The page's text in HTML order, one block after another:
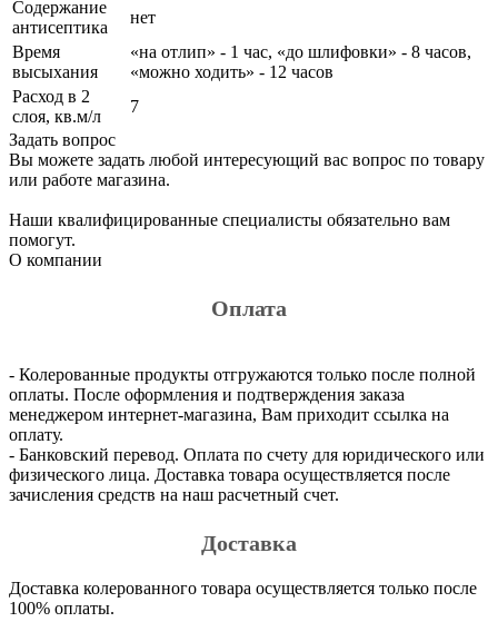
Содержание
антисептика
нет
Время
высыхания
«на отлип» - 1 час, «до шлифовки» - 8 часов,
«можно ходить» - 12 часов
Расход в 2
слоя, кв.м/л
7
Задать вопрос
Вы можете задать любой интересующий вас вопрос по товару
или работе магазина.
Наши квалифицированные специалисты обязательно вам
помогут.
О компании
Оплата
- Колерованные продукты отгружаются только после полной
оплаты. После оформления и подтверждения заказа
менеджером интернет-магазина, Вам приходит ссылка на
оплату.
- Банковский перевод. Оплата по счету для юридического или
физического лица. Доставка товара осуществляется после
зачисления средств на наш расчетный счет.
Доставка
Доставка колерованного товара осуществляется только после
100% оплаты.